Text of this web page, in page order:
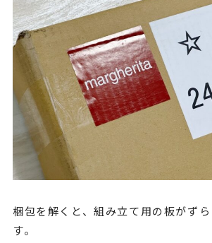
梱包を解くと、組み立て用の板がず
す。